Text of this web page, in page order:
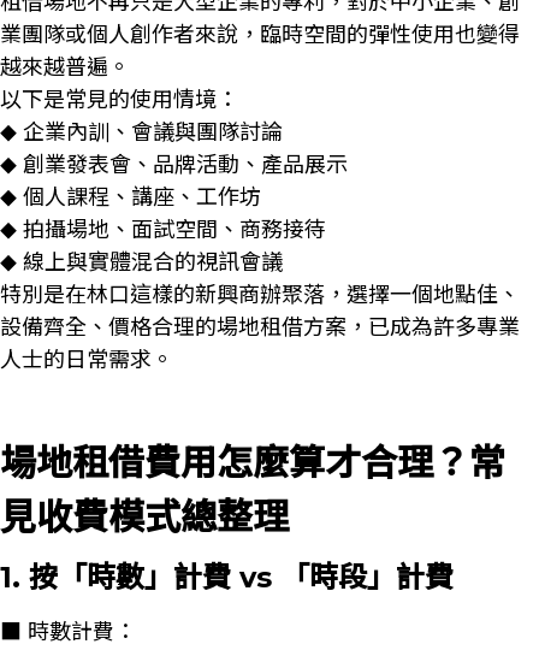
業團隊或個人創作者來說，臨時空間的彈性使用也變得
越來越普遍。
以下是常見的使用情境：
◆ 企業內訓、會議與團隊討論
◆ 創業發表會、品牌活動、產品展示
◆ 個人課程、講座、工作坊
◆ 拍攝場地、面試空間、商務接待
◆ 線上與實體混合的視訊會議
特別是在林口這樣的新興商辦聚落，選擇一個地點佳、
設備齊全、價格合理的場地租借方案，已成為許多專業
人士的日常需求。
場地租借費用怎麼算才合理？常
見收費模式總整理
1. 按「時數」計費 vs 「時段」計費
■ 時數計費：